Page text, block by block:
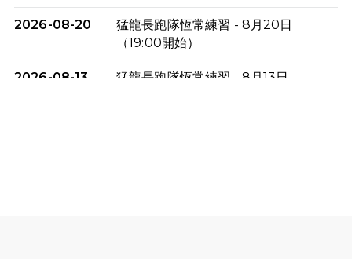
2026-08-20
猛龍長跑隊恆常練習 - 8月20日
（19:00開始）
2026-08-13
猛龍長跑隊恆常練習 - 8月13日